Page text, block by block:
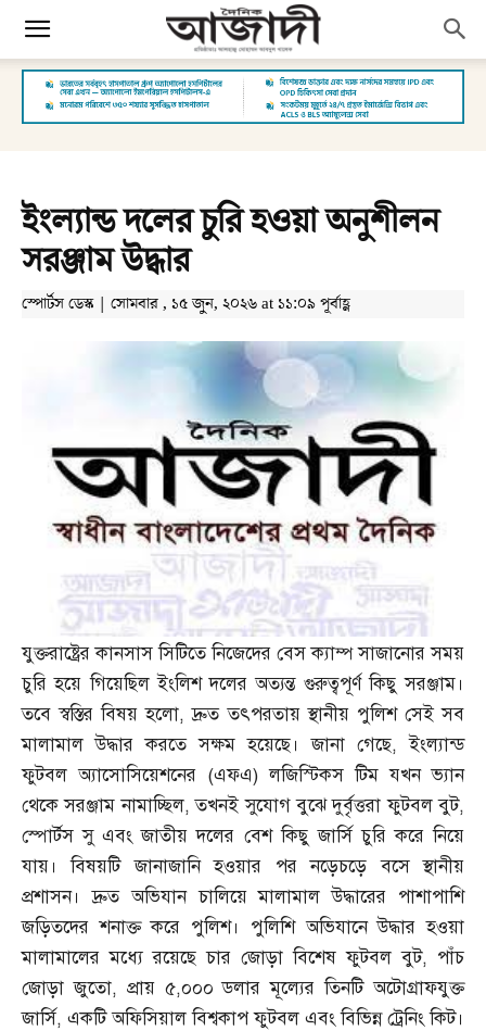
ইংল্যান্ড দলের চুরি হওয়া অনুশীলন
সরঞ্জাম উদ্ধার
স্পোর্টস ডেস্ক | সোমবার , ১৫ জুন, ২০২৬ at ১১:০৯ পূর্বাহ্ণ
যুক্তরাষ্ট্রের কানসাস সিটিতে নিজেদের বেস ক্যাম্প সাজানোর সময়
চুরি হয়ে গিয়েছিল ইংলিশ দলের অত্যন্ত গুরুত্বপূর্ণ কিছু সরঞ্জাম।
তবে স্বস্তির বিষয় হলো,দ্রুত তৎপরতায় স্থানীয় পুলিশ সেই সব
মালামাল উদ্ধার করতে সক্ষম হয়েছে। জানা গেছে,ইংল্যান্ড
ফুটবল অ্যাসোসিয়েশনের (এফএ)লজিস্টিকস টিম যখন ভ্যান
থেকে সরঞ্জাম নামাচ্ছিল,তখনই সুযোগ বুঝে দুর্বৃত্তরা ফুটবল বুট,
স্পোর্টস সু এবং জাতীয় দলের বেশ কিছু জার্সি চুরি করে নিয়ে
যায়। বিষয়টি জানাজানি হওয়ার পর নড়েচড়ে বসে স্থানীয়
প্রশাসন। দ্রুত অভিযান চালিয়ে মালামাল উদ্ধারের পাশাপাশি
জড়িতদের শনাক্ত করে পুলিশ। পুলিশি অভিযানে উদ্ধার হওয়া
মালামালের মধ্যে রয়েছে চার জোড়া বিশেষ ফুটবল বুট, পাঁচ
জোড়া জুতো, প্রায় ৫,০০০ ডলার মূল্যের তিনটি অটোগ্রাফযুক্ত
জার্সি, একটি অফিসিয়াল বিশ্বকাপ ফুটবল এবং বিভিন্ন ট্রেনিং কিট।